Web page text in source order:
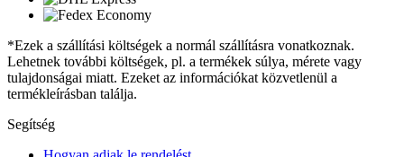
*Ezek a szállítási költségek a normál szállításra vonatkoznak.
Lehetnek további költségek, pl. a termékek súlya, mérete vagy
tulajdonságai miatt. Ezeket az információkat közvetlenül a
termékleírásban találja.
Segítség